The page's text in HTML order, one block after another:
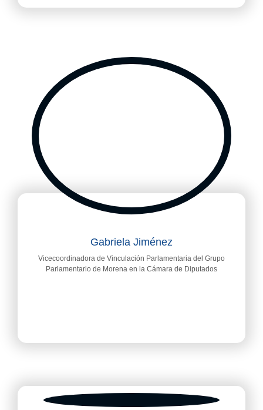
Gabriela Jiménez
Vicecoordinadora de Vinculación Parlamentaria del Grupo
Parlamentario de Morena en la Cámara de Diputados